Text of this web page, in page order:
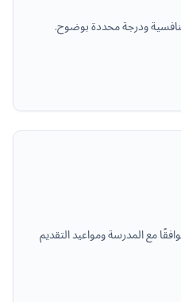
ودرجة محددة بوضوح.
مع المدرسة ومواعيد التقديم